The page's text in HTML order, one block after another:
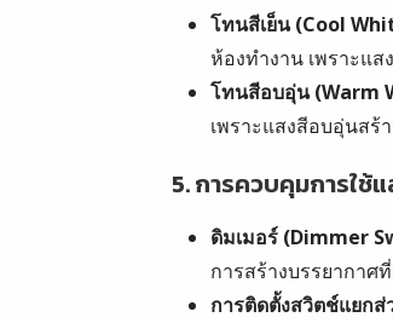
โทนสีเย็น (Cool
ห้องทำงาน เพราะแ
โทนสีอบอุ่น (Warm
เพราะแสงสีอบอุ่นส
5.การควบคุมการใช้
ดิมเมอร์ (Dimmer
การสร้างบรรยากาศ
การติดตั้งสวิตช์แยกส่